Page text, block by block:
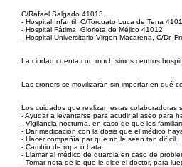
C/Rafael Salgado 41013.
- Hospital Infantil, C/Torcuato Luca de Tena
- Hospital Fátima, Glorieta de Méjico 41012.
- Hospital Universitario Virgen Macarena, C/Dr.
La ciudad cuenta con muchísimos centros
Las croners se movilizarán sin importar en qué
Los cuidados que realizan estas colaboradoras
- Ayudar a levantarse para acudir al aseo para
- Vigilancia nocturna, en caso de que los
- Dar medicación con la dosis que el médico
- Hacer compañía par que no le sean tan difícil.
- Cambio de ropa o bata.
- Llamar al médico de guardia en caso de
- Tomar nota de lo que le dice el doctor, para